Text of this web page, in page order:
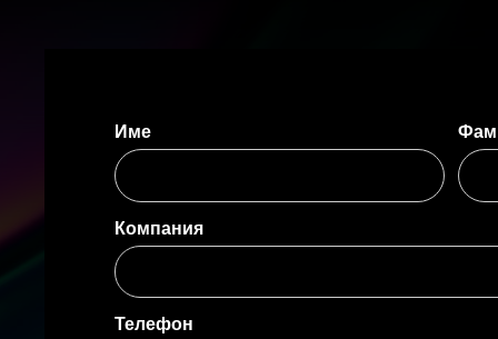
Име
Компания
Телефон